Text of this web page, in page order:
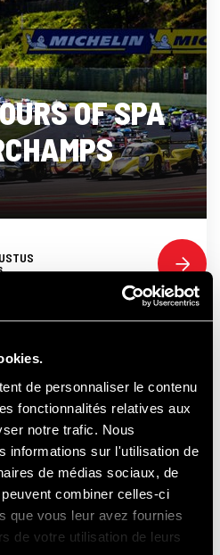
de personnaliser le contenu
fonctionnalités relatives aux
notre trafic. Nous
informations sur l'utilisation de
de médias sociaux, de
combiner celles-ci
que vous leur avez fournies
de votre utilisation de leurs
OF SPA